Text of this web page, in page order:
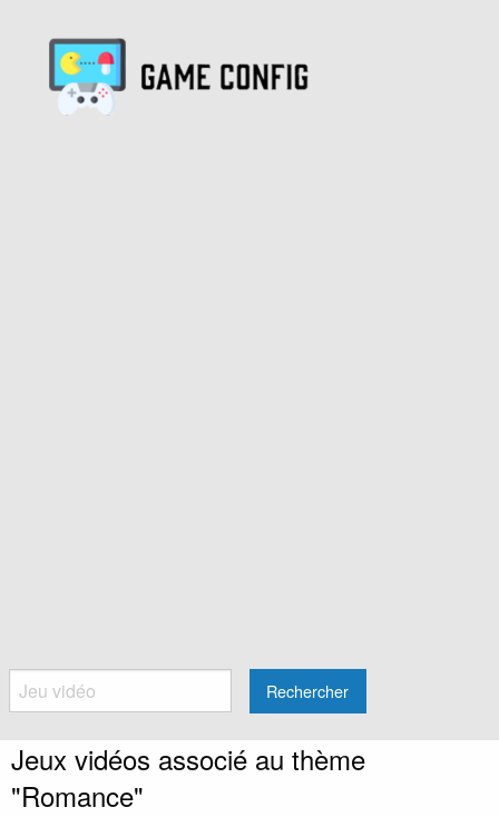
Rechercher
Jeux vidéos associé au thème
"Romance"